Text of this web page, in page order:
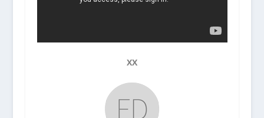
XX